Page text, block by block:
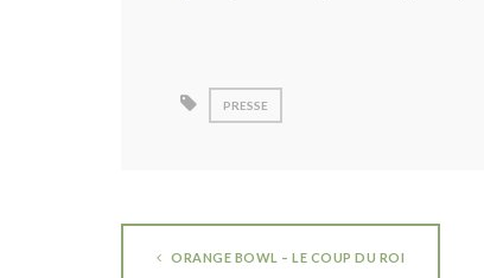
PRESSE
ORANGE BOWL – LE COUP DU ROI